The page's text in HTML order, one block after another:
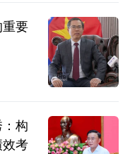
要
构
考